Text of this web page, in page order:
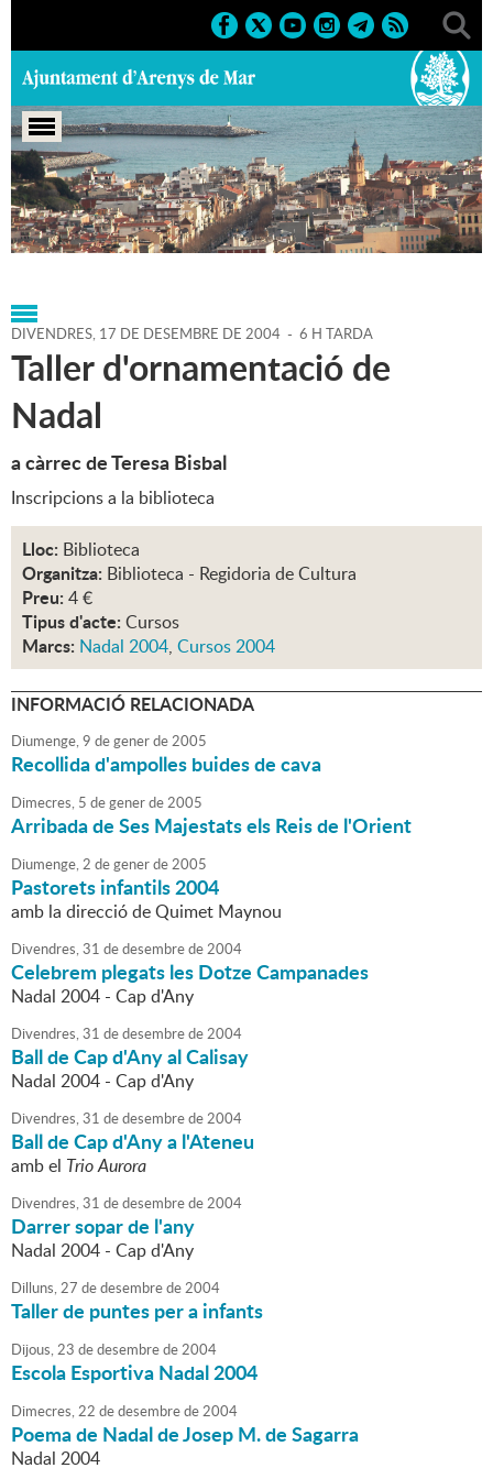
Portada > Agenda > 17-12-
2004 > Marcs > Societat > 2004 > Cursos 2004
DIVENDRES, 17 DE DESEMBRE DE 2004 - 6 H TARDA
Taller d'ornamentació de
Nadal
a càrrec de Teresa Bisbal
Inscripcions a la biblioteca
Lloc: Biblioteca
Organitza: Biblioteca - Regidoria de Cultura
Preu: 4 €
Tipus d'acte: Cursos
Marcs: Nadal 2004, Cursos 2004
INFORMACIÓ RELACIONADA
Diumenge,9 degenerde2005
Recollida d'ampolles buides de cava
Dimecres, 5 degenerde2005
Arribada de Ses Majestats els Reis de l'Orient
Diumenge,2 degenerde2005
Pastorets infantils 2004
amb la direcció de Quimet Maynou
Divendres,31 dedesembrede2004
Celebrem plegats les Dotze Campanades
Nadal 2004 - Cap d'Any
Divendres,31 dedesembrede2004
Ball de Cap d'Any al Calisay
Nadal 2004 - Cap d'Any
Divendres,31 dedesembrede2004
Ball de Cap d'Any a l'Ateneu
amb el Trio Aurora
Divendres,31 dedesembrede2004
Darrer sopar de l'any
Nadal 2004 - Cap d'Any
Dilluns,27 dedesembrede2004
Taller de puntes per a infants
Dijous,23 dedesembrede2004
Escola Esportiva Nadal 2004
Dimecres,22 dedesembrede2004
Poema de Nadal de Josep M. de Sagarra
Nadal 2004